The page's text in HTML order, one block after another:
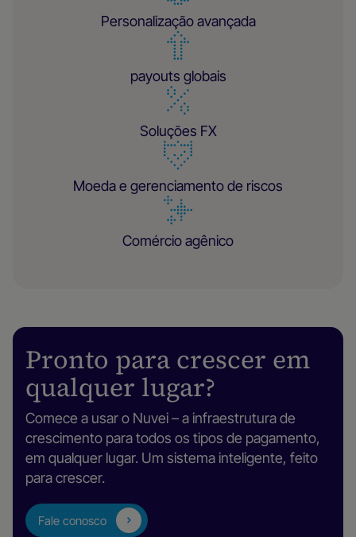
Personalização avançada
payouts globais
Soluções FX
Moeda e gerenciamento de riscos
Comércio agênico
Pronto para crescer em
qualquer lugar?
Comece a usar o Nuvei – a infraestrutura de
crescimento para todos os tipos de pagamento,
em qualquer lugar. Um sistema inteligente, feito
para crescer.
Fale conosco